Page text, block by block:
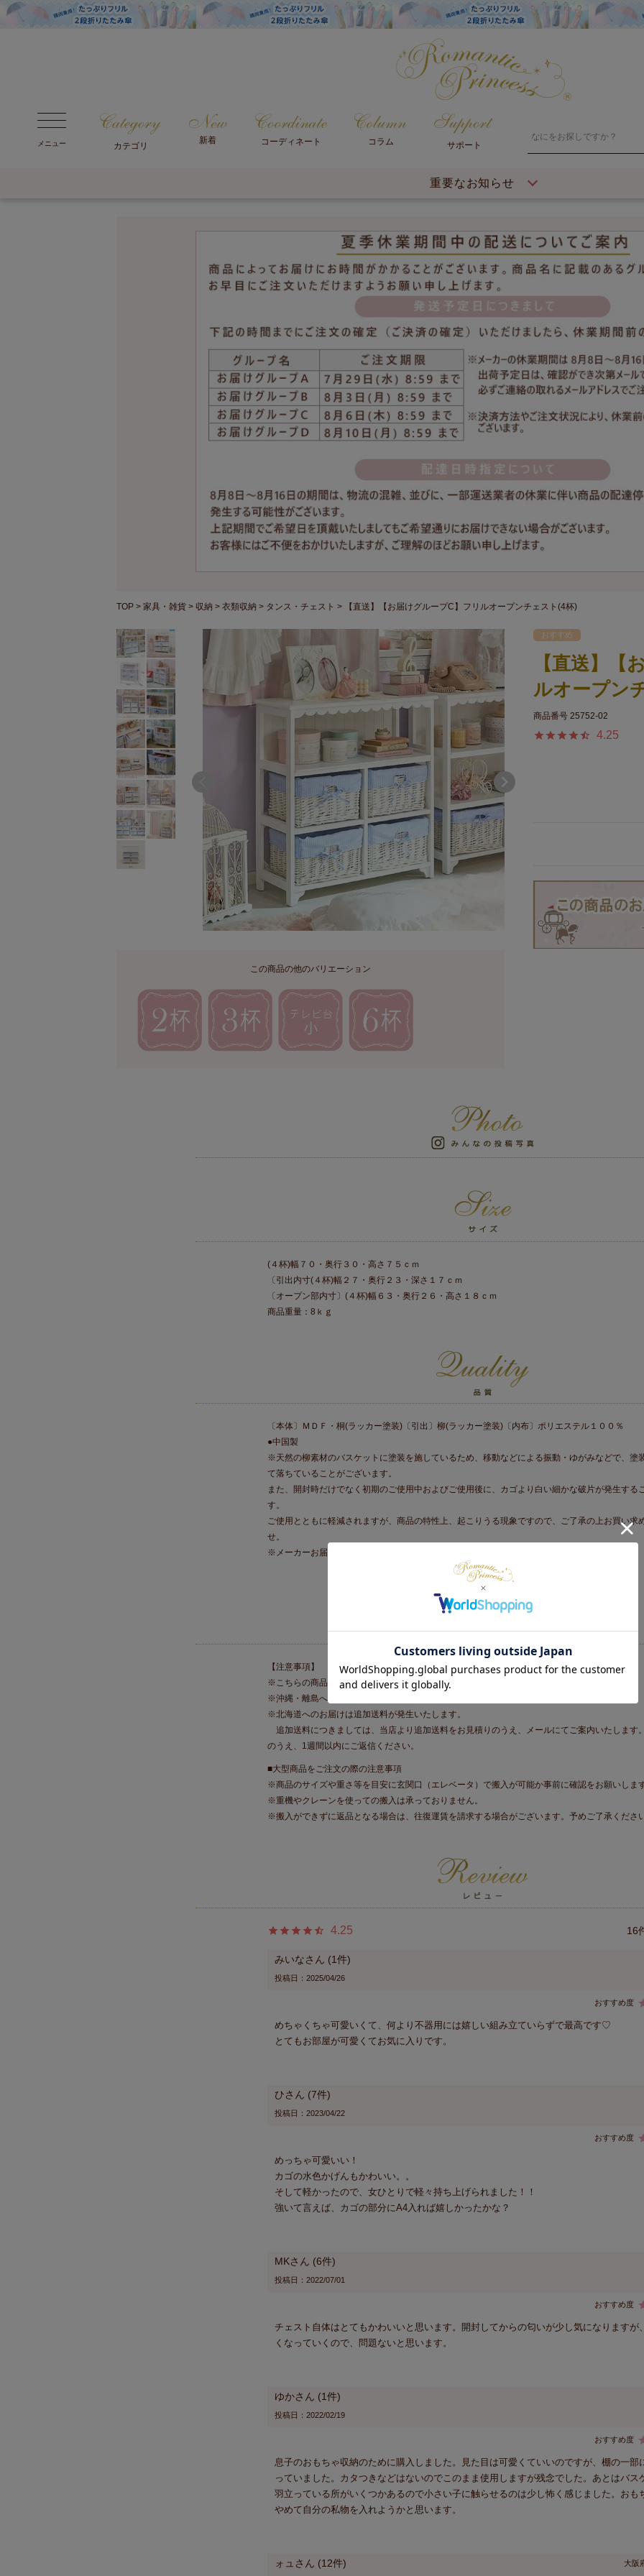
メニュー カテゴリ
新着 コーディネート コラム サポート
重要なお知らせ
TOP 家具・雑貨 収納 衣類収納 タンス・チェスト 【直送】【お届けグループC】フリルオープンチェスト(4杯)
この商品の他のバリエーション
おすすめ
【直送】【
ルオープン
商品番号 25752-02
4.25
(４杯)幅７０・奥行３０・高さ７５ｃｍ
〔引出内寸(４杯)幅２７・奥行２３・深さ１７ｃｍ
〔オープン部内寸〕(４杯)幅６３・奥行２６・高さ１８ｃｍ
商品重量：8ｋｇ
〔本体〕ＭＤＦ・桐(ラッカー塗装)〔引出〕柳(ラッカー塗装)〔内布〕ポリエステル１００％
●中国製
※天然の柳素材のバスケットに塗装を施しているため、移動などによる振動・ゆがみなどで、塗
て落ちていることがございます。
また、開封時だけでなく初期のご使用中およびご使用後に、カゴより白い細かな破片が発生する
す。
ご使用とともに軽減されますが、商品の特性上、起こりうる現象ですので、ご了承の上お買い求
せ。
※メーカーお届け品
【注意事項】
※こちらの商品はメーカー直送商品となります。
※沖縄・離島へのお届けは行っておりません。
※北海道へのお届けは追加送料が発生いたします。
追加送料につきましては、当店より追加送料をお見積りのうえ、メールにてご案内いたします
のうえ、1週間以内にご返信ください。
■大型商品をご注文の際の注意事項
※商品のサイズや重さ等を目安に玄関口（エレベータ）で搬入が可能か事前に確認をお願いします
※重機やクレーンを使っての搬入は承っておりません。
※搬入ができずに返品となる場合は、往復運賃を請求する場合がございます。予めご了承ください
4.25 16
みいな 1
投稿日 2025/04/26
めちゃくちゃ可愛いくて、何より不器用には嬉しい組み立ていらずで最高です♡
ひ 7
投稿日 2023/04/22
めっちゃ可愛いい！
カゴの水色かげんもかわいい。。
そして軽かったので、女ひとりで軽々持ち上げられました！！
強いて言えば、カゴの部分にA4入れば嬉しかったかな？
MK 6
投稿日 2022/07/01
チェスト自体はとてもかわいいと思います。開封してからの匂いが少し気になりますが
くなっていくので、問題ないと思います。
ゆか 1
投稿日 2022/02/19
息子のおもちゃ収納のために購入しました。見た目は可愛くていいのですが、棚の一部
っていました。カタつきなどはないのでこのまま使用しますが残念でした。あとはバス
羽立っている所がいくつかあるので小さい子に触らせるのは少し怖く感じました。おも
やめて自分の私物を入れようかと思います。
ォュ 12 大阪